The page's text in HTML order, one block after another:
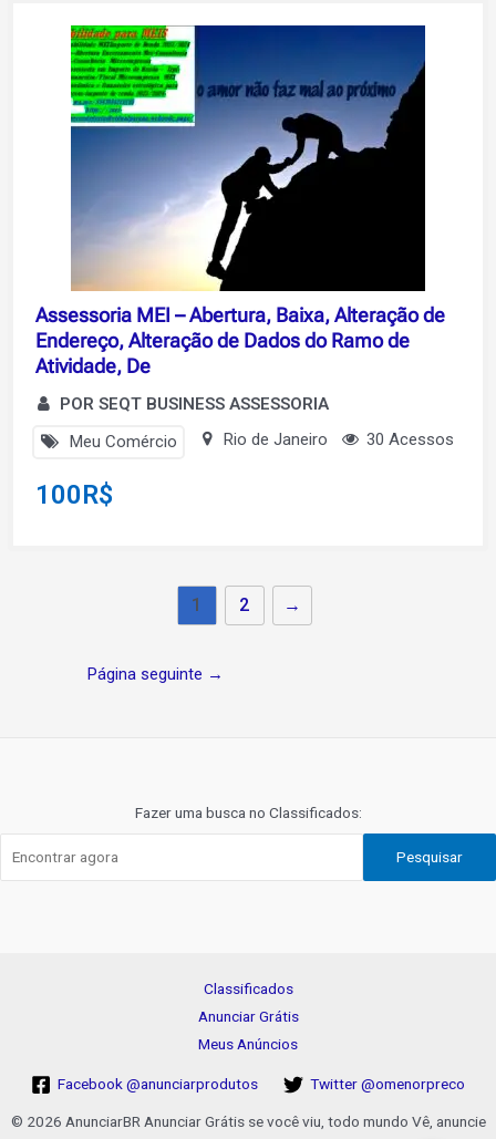
Assessoria MEI – Abertura, Baixa, Alteração de
Endereço, Alteração de Dados do Ramo de
Atividade, De
POR SEQT BUSINESS ASSESSORIA
Meu Comércio
Rio de Janeiro 30 Acessos
100R$
1 2 →
Navegação
Página seguinte →
Fazer uma busca no Classificados:
Pesquisar
Classificados
Anunciar Grátis
Meus Anúncios
Facebook @anunciarprodutos Twitter @omenorpreco
© 2026 AnunciarBR Anunciar Grátis se você viu, todo mundo Vê, anuncie